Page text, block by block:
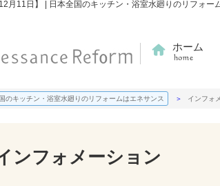
月11日】 | 日本全国のキッチン・浴室水廻りのリフォー
ホーム
のキッチン・浴室水廻りのリフォームはエネサンス インフォ
ンフォメーション